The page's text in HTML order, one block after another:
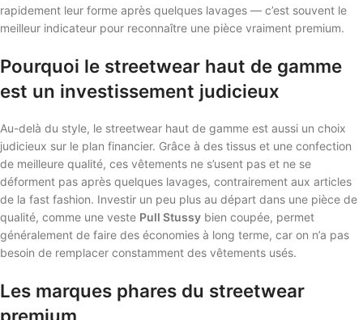
rapidement leur forme après quelques lavages — c’est souvent le
meilleur indicateur pour reconnaître une pièce vraiment premium.
Pourquoi le streetwear haut de gamme
est un investissement judicieux
Au-delà du style, le streetwear haut de gamme est aussi un choix
judicieux sur le plan financier. Grâce à des tissus et une confection
de meilleure qualité, ces vêtements ne s’usent pas et ne se
déforment pas après quelques lavages, contrairement aux articles
de la fast fashion. Investir un peu plus au départ dans une pièce de
qualité, comme une veste Pull Stussy bien coupée, permet
généralement de faire des économies à long terme, car on n’a pas
besoin de remplacer constamment des vêtements usés.
Les marques phares du streetwear
premium